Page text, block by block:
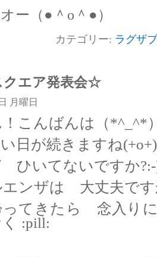
ー（●＾o＾●）
カテゴリー: ラグザ
エア発表会☆
月曜日
こんばんは（*^_^*
日が続きますね(+o+)
ひいてないですか
エンザは 大丈夫です
ってきたら 念入り
:pill: